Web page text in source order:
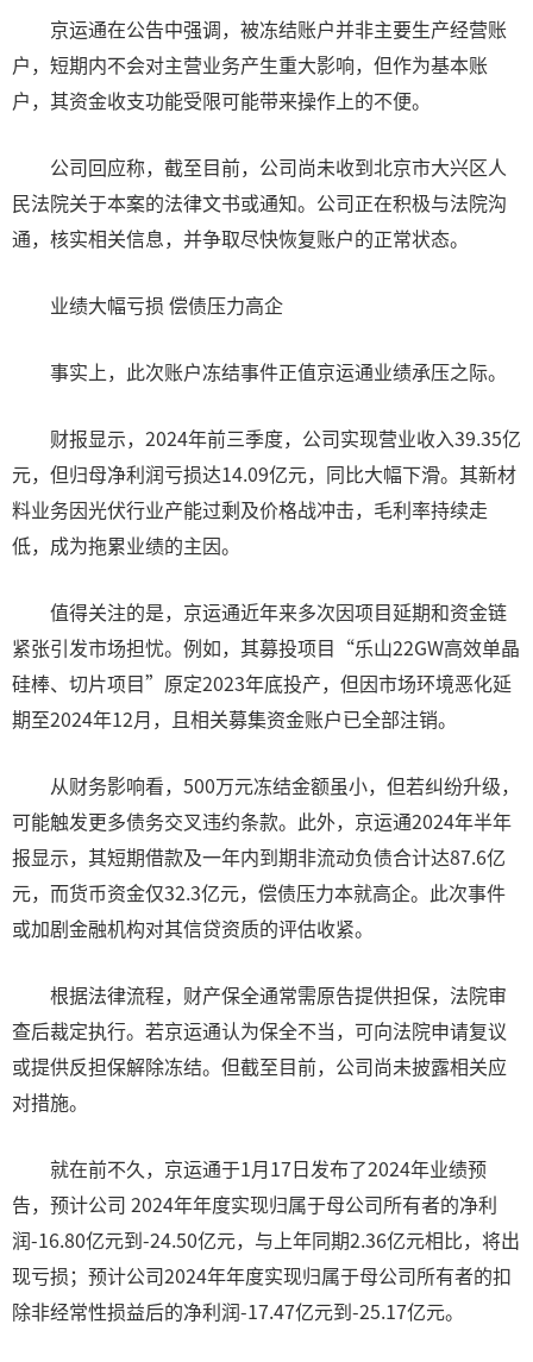
京运通在公告中强调，被冻结账户并非主要生产经营账
户，短期内不会对主营业务产生重大影响，但作为基本账
户，其资金收支功能受限可能带来操作上的不便。
公司回应称，截至目前，公司尚未收到北京市大兴区人
民法院关于本案的法律文书或通知。公司正在积极与法院沟
通，核实相关信息，并争取尽快恢复账户的正常状态。
业绩大幅亏损 偿债压力高企
事实上，此次账户冻结事件正值京运通业绩承压之际。
财报显示，2024年前三季度，公司实现营业收入39.35亿
元，但归母净利润亏损达14.09亿元，同比大幅下滑。其新材
料业务因光伏行业产能过剩及价格战冲击，毛利率持续走
低，成为拖累业绩的主因。
值得关注的是，京运通近年来多次因项目延期和资金链
紧张引发市场担忧。例如，其募投项目“乐山22GW高效单晶
硅棒、切片项目”原定2023年底投产，但因市场环境恶化延
期至2024年12月，且相关募集资金账户已全部注销。
从财务影响看，500万元冻结金额虽小，但若纠纷升级，
可能触发更多债务交叉违约条款。此外，京运通2024年半年
报显示，其短期借款及一年内到期非流动负债合计达87.6亿
元，而货币资金仅32.3亿元，偿债压力本就高企。此次事件
或加剧金融机构对其信贷资质的评估收紧。
根据法律流程，财产保全通常需原告提供担保，法院审
查后裁定执行。若京运通认为保全不当，可向法院申请复议
或提供反担保解除冻结。但截至目前，公司尚未披露相关应
对措施。
就在前不久，京运通于1月17日发布了2024年业绩预
告，预计公司 2024年年度实现归属于母公司所有者的净利
润-16.80亿元到-24.50亿元，与上年同期2.36亿元相比，将出
现亏损；预计公司2024年年度实现归属于母公司所有者的扣
除非经常性损益后的净利润-17.47亿元到-25.17亿元。